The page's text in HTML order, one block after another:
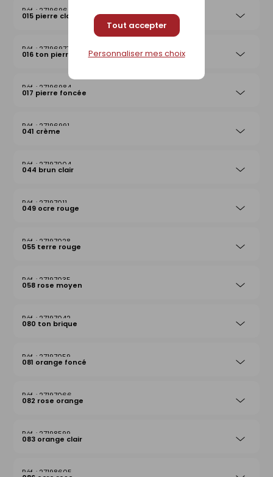
Tout accepter
Personnaliser mes choix
27196960
015 pierre claire
27196977
016 ton pierre
27196984
017 pierre foncée
27196991
041 crème
27197004
044 brun clair
27197011
049 ocre rouge
27197028
055 terre rouge
27197035
058 rose moyen
27197042
080 ton brique
27197059
081 orange foncé
27197066
082 rose orange
27198599
083 orange clair
27198605